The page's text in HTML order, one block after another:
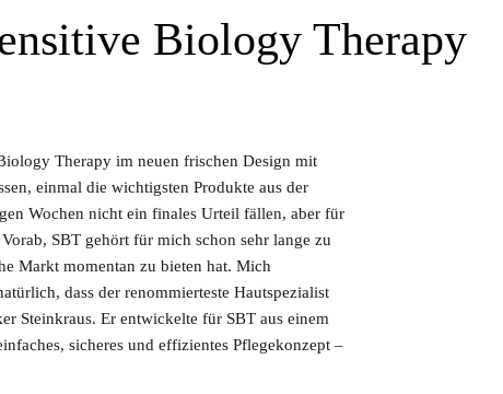
Biology Therapy
Therapy im neuen frischen Design mit
einmal die wichtigsten Produkte aus der
Wochen nicht ein finales Urteil fällen, aber für
SBT gehört für mich schon sehr lange zu
Markt momentan zu bieten hat. Mich
dass der renommierteste Hautspezialist
Steinkraus. Er entwickelte für SBT aus einem
sicheres und effizientes Pflegekonzept –